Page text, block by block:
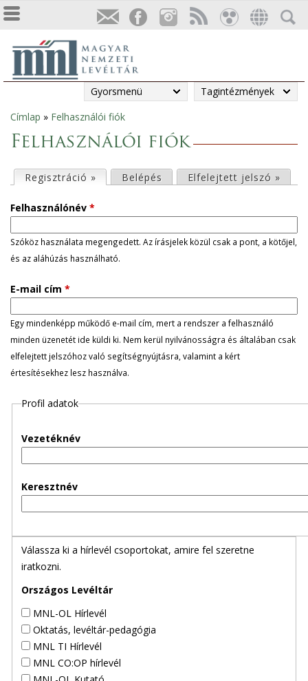
Gyorsmenü Tagintézmények
Jelenlegi
hely
Címlap » Felhasználói fiók
Felhasználói fiók
l
s
ő
d
l
e
g
e
Regisztráció » (aktív fül)
Belépés Elfelejtett jelszó »
Felhasználónév *
Szóköz használata megengedett. Az írásjelek közül csak a pont, a kötőjel,
és az aláhúzás használható.
E-mail cím *
Egy mindenképp működő e-mail cím, mert a rendszer a felhasználó
minden üzenetét ide küldi ki. Nem kerül nyilvánosságra és általában csak
elfelejtett jelszóhoz való segítségnyújtásra, valamint a kért
értesítésekhez lesz használva.
Profil adatok
Vezetéknév
Keresztnév
Válassza ki a hírlevél csoportokat, amire fel szeretne
iratkozni.
Országos Levéltár
MNL-OL Hírlevél
Oktatás, levéltár-pedagógia
MNL TI Hírlevél
MNL CO:OP hírlevél